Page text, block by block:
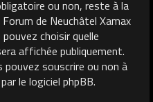
ou non, reste à la
de Neuchâtel Xamax
choisir quelle
affichée publiquement.
souscrire ou non à
le logiciel phpBB.